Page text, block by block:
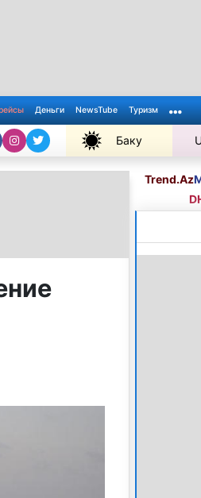
Деньги NewsTube Туризм
Баку
+36℃
Trend.Az